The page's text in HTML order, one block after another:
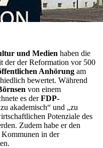
und Medien haben die
der der Reformation vor 500
Anhörung am
bewertet. Während
von einem
es derFDP-
akademisch“ und „zu
Potenziale des
Zudem habe er den
Kommunen in der